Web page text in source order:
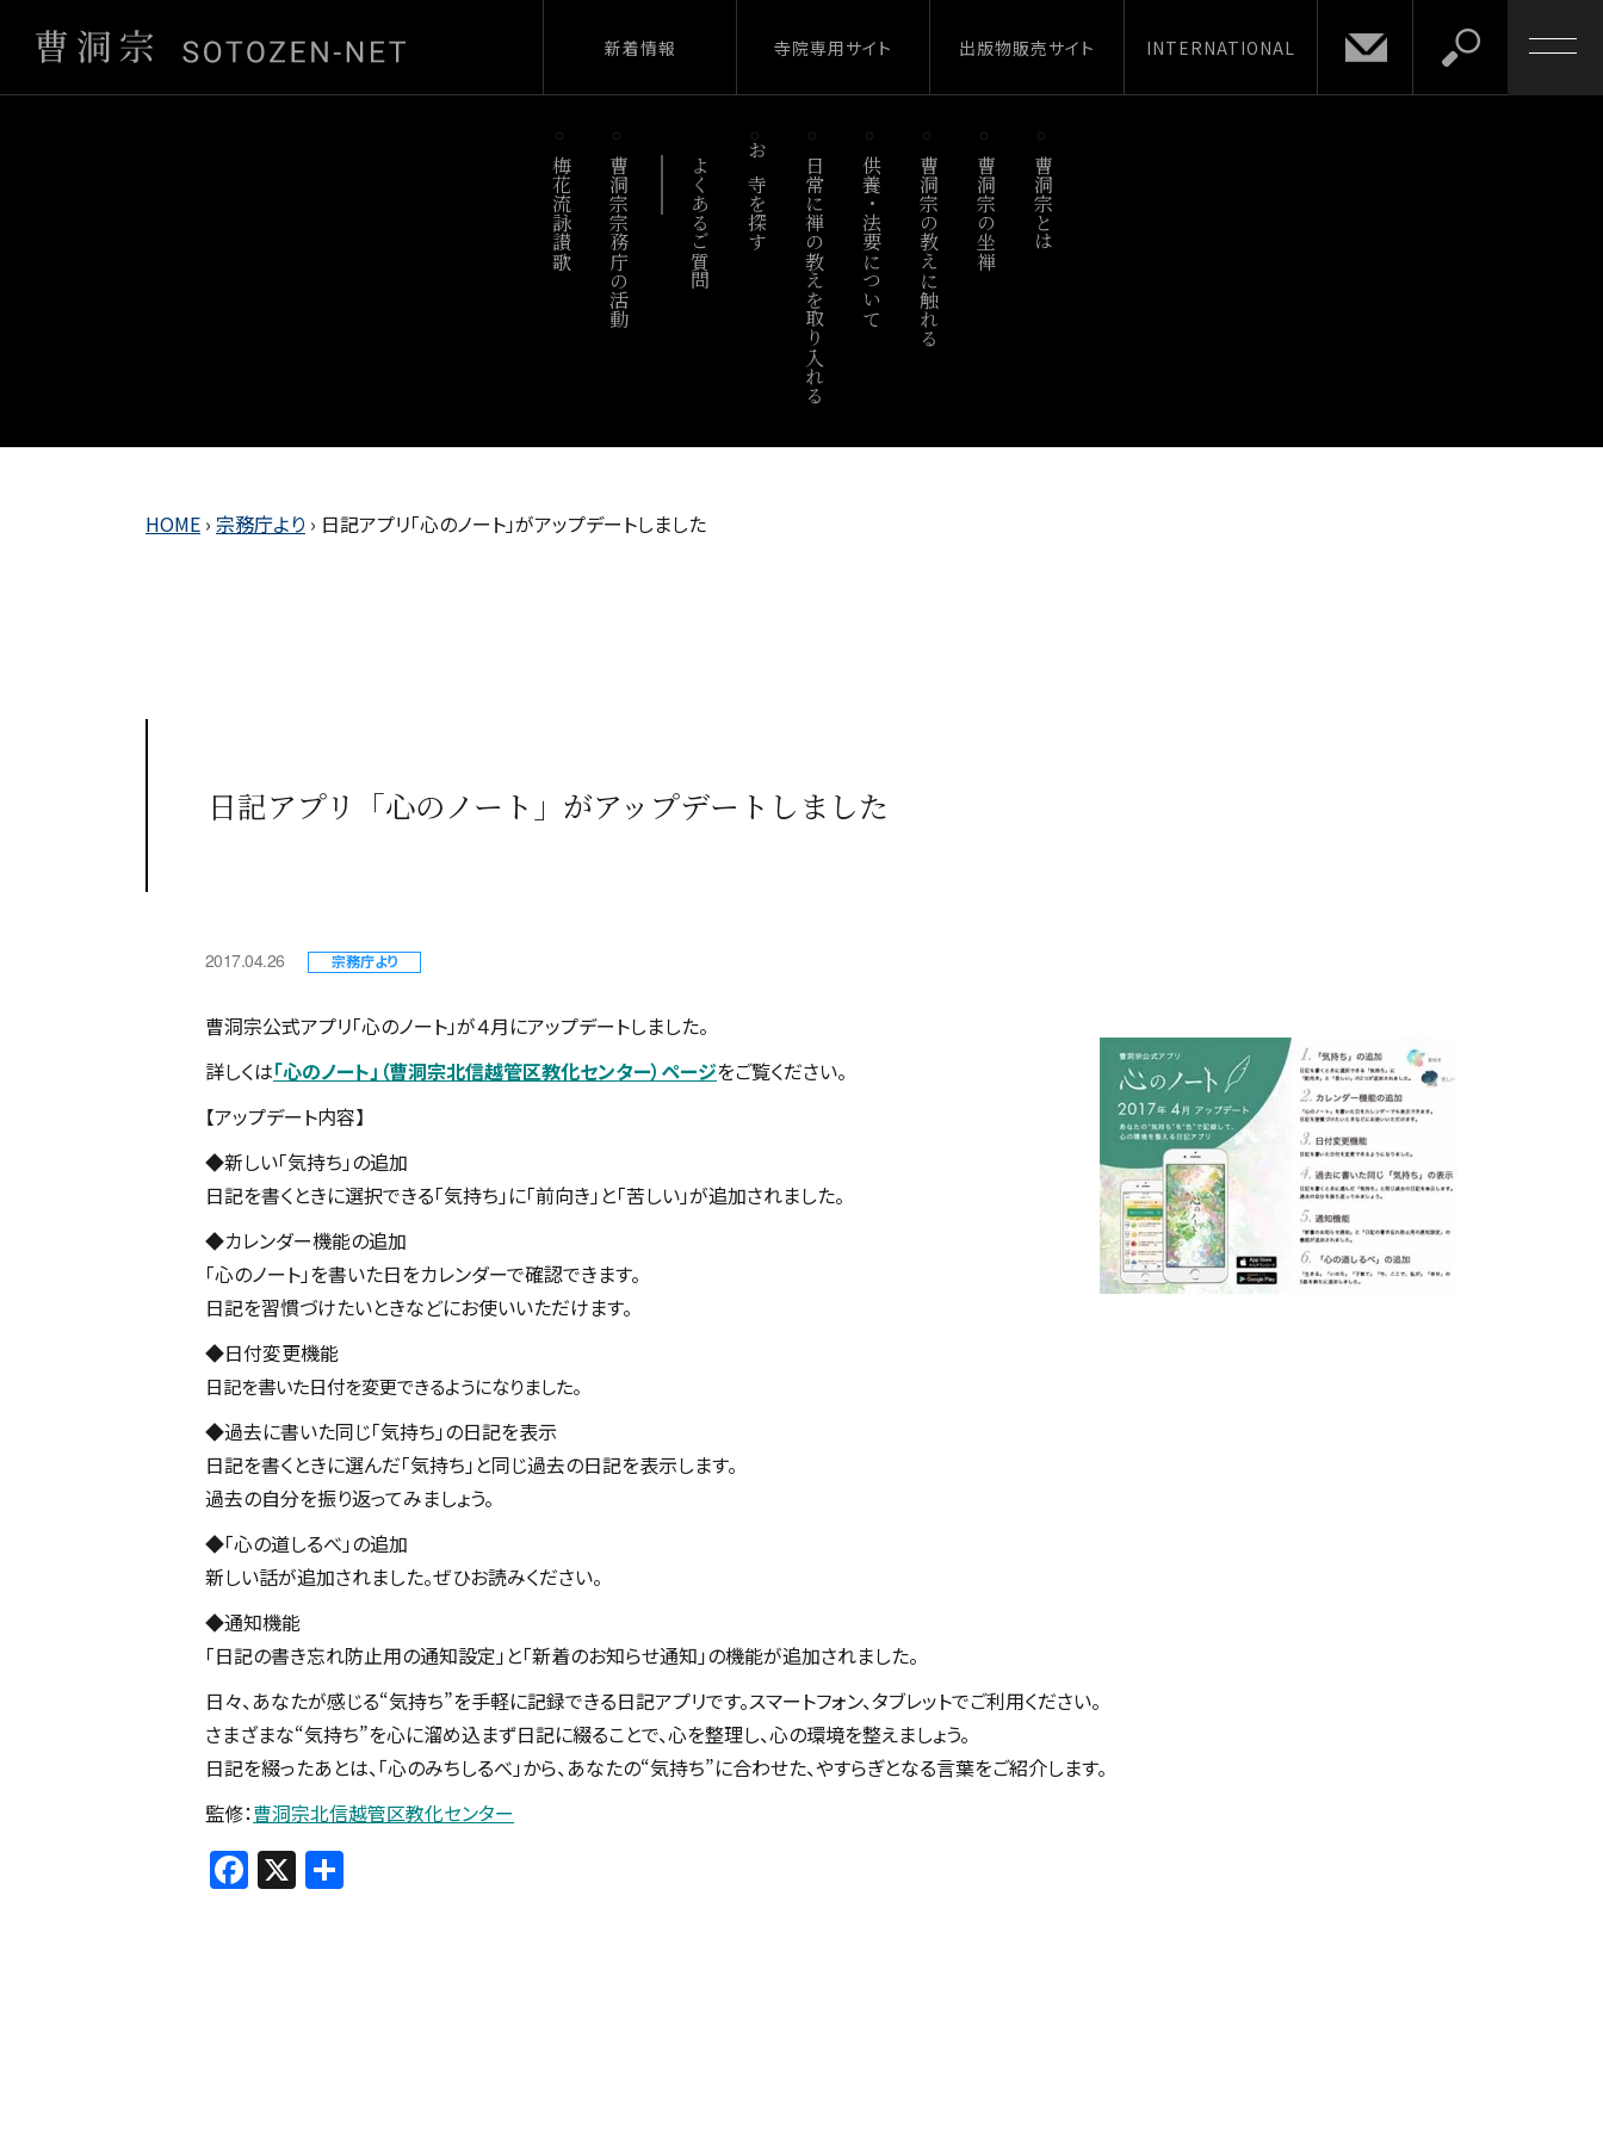
新着情報 寺院専用サイト 出版物販売サイト INTERNATIONAL
梅花流詠讃歌 曹洞宗宗務庁の活動 よくあるご質問 お寺を探す 日常に禅の教えを取り入れる 供養・法要について 曹洞宗の教えに触れる 曹洞宗の坐禅 曹洞宗とは
HOME › 宗務庁より › 日記アプリ「心のノート」がアップデートしました
日記アプリ「心のノート」がアップデートしました
2017.04.26 宗務庁より
曹洞宗公式アプリ「心のノート」が４月にアップデートしました。
詳しくは「心のノート」（曹洞宗北信越管区教化センター）ページをご覧ください。
【アップデート内容】
◆新しい「気持ち」の追加
日記を書くときに選択できる「気持ち」に「前向き」と「苦しい」が追加されました。
◆カレンダー機能の追加
「心のノート」を書いた日をカレンダーで確認できます。
日記を習慣づけたいときなどにお使いいただけます。
◆日付変更機能
日記を書いた日付を変更できるようになりました。
◆過去に書いた同じ「気持ち」の日記を表示
日記を書くときに選んだ「気持ち」と同じ過去の日記を表示します。
過去の自分を振り返ってみましょう。
◆「心の道しるべ」の追加
新しい話が追加されました。ぜひお読みください。
◆通知機能
「日記の書き忘れ防止用の通知設定」と「新着のお知らせ通知」の機能が追加されました。
日々、あなたが感じる“気持ち”を手軽に記録できる日記アプリです。スマートフォン、タブレットでご利用ください。
さまざまな“気持ち”を心に溜め込まず日記に綴ることで、心を整理し、心の環境を整えましょう。
日記を綴ったあとは、「心のみちしるべ」から、あなたの“気持ち”に合わせた、やすらぎとなる言葉をご紹介します。
監修：曹洞宗北信越管区教化センター
F
a
X